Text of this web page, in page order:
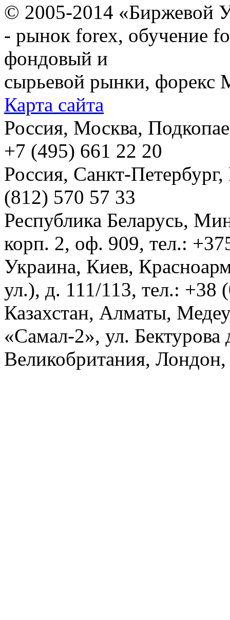
© 2005-2014 «Биржевой
- рынок forex, обучение
фондовый и
сырьевой рынки, форекс
Карта сайта
Россия, Москва,
+7 (495) 661 22 20
Россия, Санкт-
(812) 570 57 33
Республика Беларусь,
корп. 2, оф. 909, тел.:
Украина, Киев,
ул.), д. 111/113, тел.: +38
Казахстан, Алматы,
«Самал-2», ул.
Великобритания,